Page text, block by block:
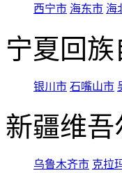
西宁市 海东市 海
宁夏回族
银川市 石嘴山市
新疆维吾
乌鲁木齐市 克拉